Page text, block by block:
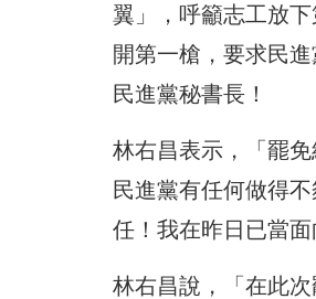
翼」，呼籲志工放
開第一槍，要求民
民進黨秘書長！
林右昌表示，「罷
民進黨有任何做得
任！我在昨日已當面
林右昌說，「在此